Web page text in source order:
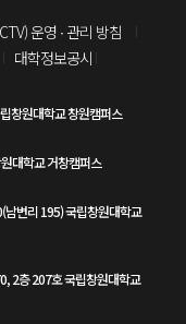
운영 ∙ 관리 방침
대학정보공시
창원대학교 창원캠퍼스
대학교 거창캠퍼스
남변리 195) 국립창원대학교
2층 207호 국립창원대학교